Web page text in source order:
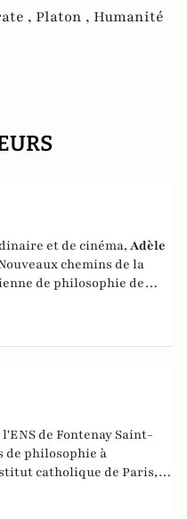
, Platon , Humanité
et de cinéma, Adèle
chemins de la
de philosophie de
chroniqueuse pour
Cinéma.
de Fontenay Saint-
de philosophie à
catholique de Paris, et
de Paul Ricœur. Il est
de la revue Esprit.